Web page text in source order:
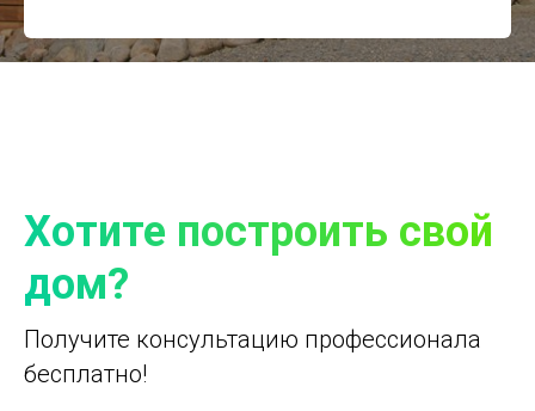
Хотите построить свой
дом?
Получите консультацию профессионала
бесплатно!